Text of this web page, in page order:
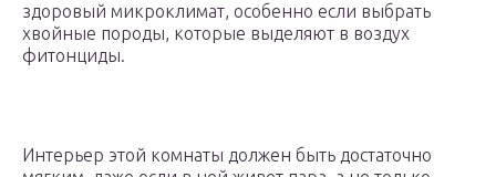
здоровый микроклимат, особенно если выбрать
хвойные породы, которые выделяют в воздух
фитонциды.
Интерьер этой комнаты должен быть достаточно